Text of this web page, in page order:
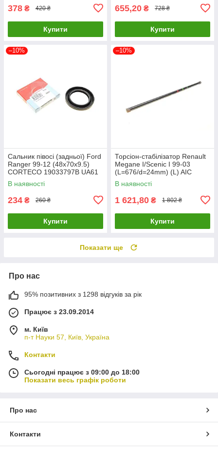
378 ₴ 420 ₴
Купити
655,20 ₴ 728 ₴
Купити
–10%
Сальник півосі (задньої) Ford
Ranger 99-12 (48x70x9.5)
CORTECO 19033797B UA61
В наявності
234 ₴ 260 ₴
Купити
–10%
Торсіон-стабілізатор Renault
Megane I/Scenic I 99-03
(L=676/d=24mm) (L) AIC
56750 UA61
В наявності
1 621,80 ₴ 1 802 ₴
Купити
Показати ще
Про нас
95% позитивних з 1298 відгуків за рік
Працює з 23.09.2014
м. Київ
п-т Науки 57, Київ, Україна
Контакти
Сьогодні працює з 09:00 до 18:00
Показати весь графік роботи
Про нас
Контакти